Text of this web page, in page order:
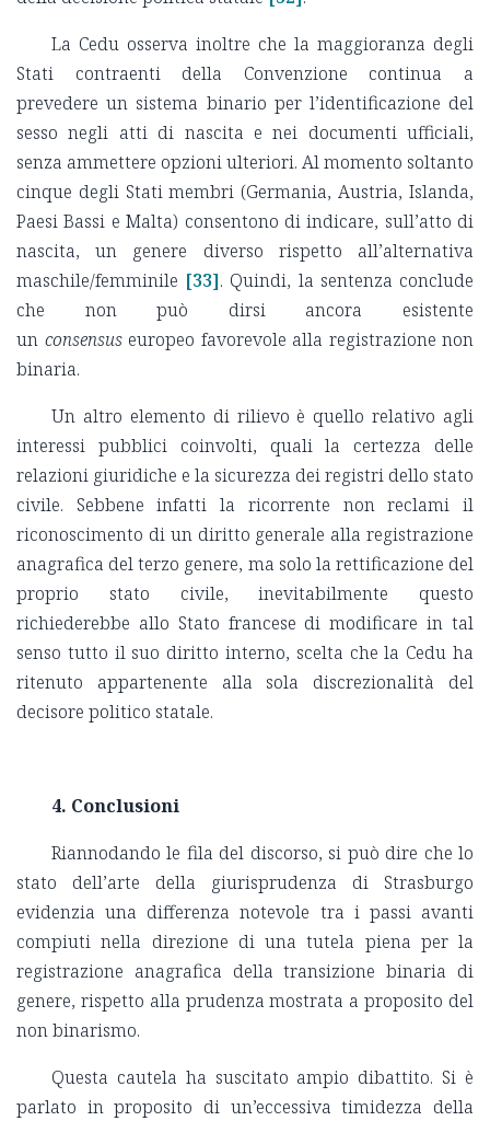
La Cedu osserva inoltre che la maggioranza degli
Stati contraenti della Convenzione continua a
prevedere un sistema binario per l’identificazione del
sesso negli atti di nascita e nei documenti ufficiali,
senza ammettere opzioni ulteriori. Al momento soltanto
cinque degli Stati membri (Germania, Austria, Islanda,
Paesi Bassi e Malta) consentono di indicare, sull’atto di
nascita, un genere diverso rispetto all’alternativa
maschile/femminile [33]. Quindi, la sentenza conclude
che non può dirsi ancora esistente
un consensus europeo favorevole alla registrazione non
binaria.
Un altro elemento di rilievo è quello relativo agli
interessi pubblici coinvolti, quali la certezza delle
relazioni giuridiche e la sicurezza dei registri dello stato
civile. Sebbene infatti la ricorrente non reclami il
riconoscimento di un diritto generale alla registrazione
anagrafica del terzo genere, ma solo la rettificazione del
proprio stato civile, inevitabilmente questo
richiederebbe allo Stato francese di modificare in tal
senso tutto il suo diritto interno, scelta che la Cedu ha
ritenuto appartenente alla sola discrezionalità del
decisore politico statale.
4. Conclusioni
Riannodando le fila del discorso, si può dire che lo
stato dell’arte della giurisprudenza di Strasburgo
evidenzia una differenza notevole tra i passi avanti
compiuti nella direzione di una tutela piena per la
registrazione anagrafica della transizione binaria di
genere, rispetto alla prudenza mostrata a proposito del
non binarismo.
Questa cautela ha suscitato ampio dibattito. Si è
parlato in proposito di un’eccessiva timidezza della